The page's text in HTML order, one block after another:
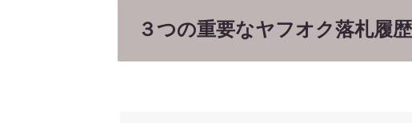
３つの重要なヤフオク落札履歴